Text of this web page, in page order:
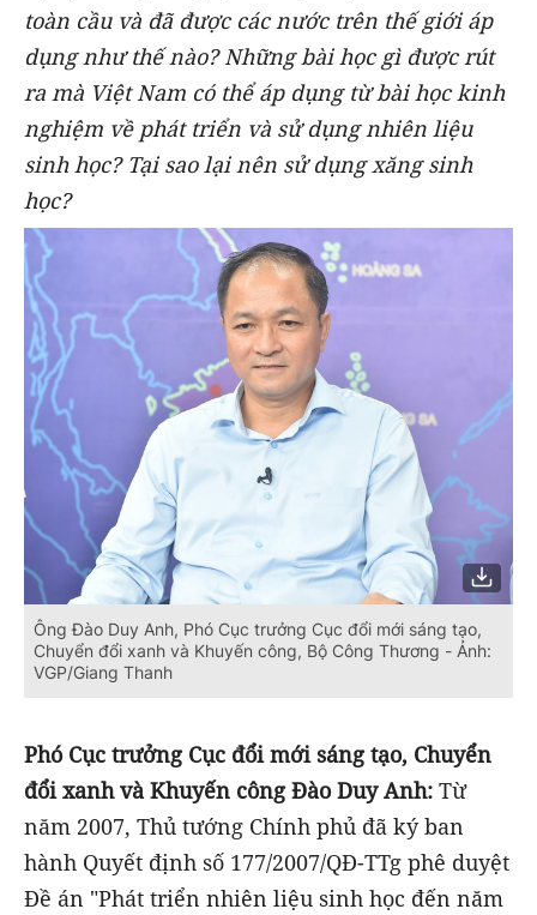
toàn cầu và đã được các nước trên thế giới áp
dụng như thế nào? Những bài học gì được rút
ra mà Việt Nam có thể áp dụng từ bài học kinh
nghiệm về phát triển và sử dụng nhiên liệu
sinh học? Tại sao lại nên sử dụng xăng sinh
học?
Ông Đào Duy Anh, Phó Cục trưởng Cục đổi mới sáng tạo,
Chuyển đổi xanh và Khuyến công, Bộ Công Thương - Ảnh:
VGP/Giang Thanh
Phó Cục trưởng Cục đổi mới sáng tạo, Chuyển
đổi xanh và Khuyến công Đào Duy Anh: Từ
năm 2007, Thủ tướng Chính phủ đã ký ban
hành Quyết định số 177/2007/QĐ-TTg phê duyệt
Đề án "Phát triển nhiên liệu sinh học đến năm